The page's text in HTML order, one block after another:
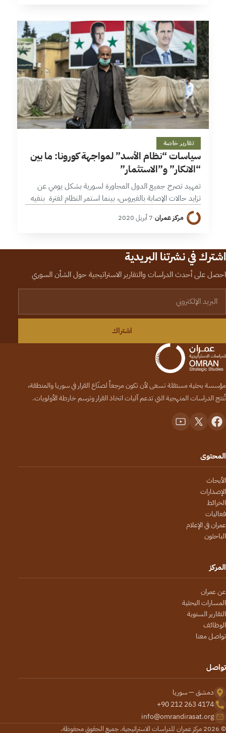
10 دقائق
تقارير خاصة
سياسات “نظام الأسد” لمواجهة كورونا: ما بين
“الانكار” و”الاستثمار”
تمهيد تصرح جميع الدول المجاورة لسورية بشكل يومي عن
تزايد حالات الإصابة بالفيروس، بينما استمر النظام لفترة بنفيه
بوجود إصابات ؛ نفي يدحضه من جهة أولى العديد من المصادر
التي… مركز عمران·7 أبريل 2020
اشترك في نشرتنا البريدية
احصل على أحدث الدراسات والتقارير الاستراتيجية حول الشأن السوري
اشتراك
مؤسسة بحثية مستقلة تسعى لأن تكون مرجعاً لصنّاع القرار في سوريا والمنطقة،
تُنتج الدراسات المنهجية التي تدعم آليات اتخاذ القرار وترسم خارطة الأولويات.
المحتوى
الأبحاث
الإصدارات
الخرائط
فعاليات
عمران في الإعلام
الباحثون
المركز
عن عمران
المسارات البحثية
التقارير السنوية
الوظائف
تواصل معنا
تواصل
دمشق — سوريا
+90 212 263 4174
info@omrandirasat.org
© 2026 مركز عمران للدراسات الاستراتيجية. جميع الحقوق محفوظة.